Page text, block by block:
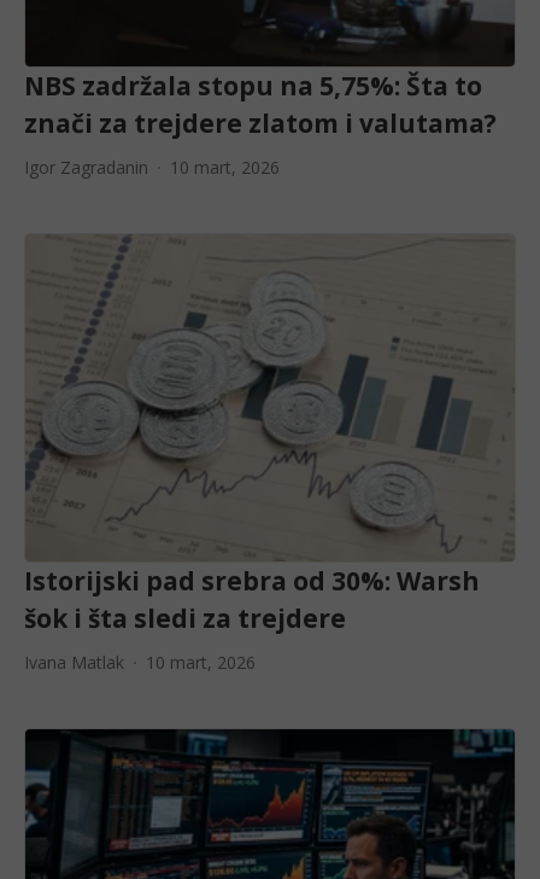
NBS zadržala stopu na 5,75%: Šta to
znači za trejdere zlatom i valutama?
Igor Zagradanin 10 mart, 2026
Istorijski pad srebra od 30%: Warsh
šok i šta sledi za trejdere
Ivana Matlak 10 mart, 2026